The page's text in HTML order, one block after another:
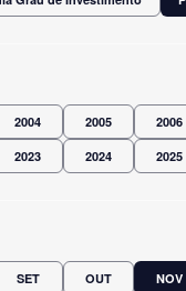
2004 2005 2006
2023 2024 2025
SET OUT NOV